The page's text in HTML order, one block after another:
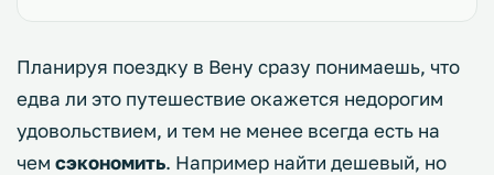
Планируя поездку в Вену сразу понимаешь, что
едва ли это путешествие окажется недорогим
удовольствием, и тем не менее всегда есть на
чем сэкономить. Например найти дешевый, но